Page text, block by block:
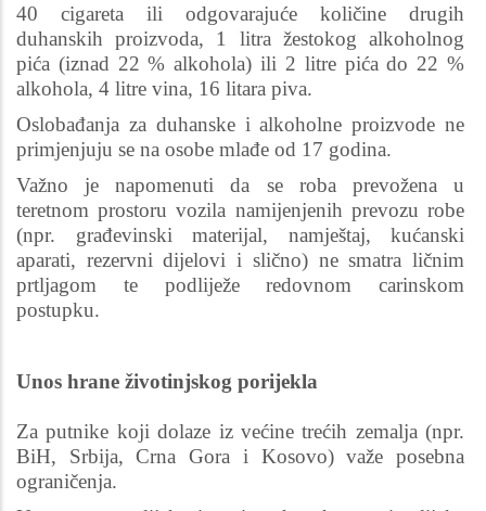
40 cigareta ili odgovarajuće količine drugih
duhanskih proizvoda, 1 litra žestokog alkoholnog
pića (iznad 22 % alkohola) ili 2 litre pića do 22 %
alkohola, 4 litre vina, 16 litara piva.
Oslobađanja za duhanske i alkoholne proizvode ne
primjenjuju se na osobe mlađe od 17 godina.
Važno je napomenuti da se roba prevožena u
teretnom prostoru vozila namijenjenih prevozu robe
(npr. građevinski materijal, namještaj, kućanski
aparati, rezervni dijelovi i slično) ne smatra ličnim
prtljagom te podliježe redovnom carinskom
postupku.
Unos hrane životinjskog porijekla
Za putnike koji dolaze iz većine trećih zemalja (npr.
BiH, Srbija, Crna Gora i Kosovo) važe posebna
ograničenja.